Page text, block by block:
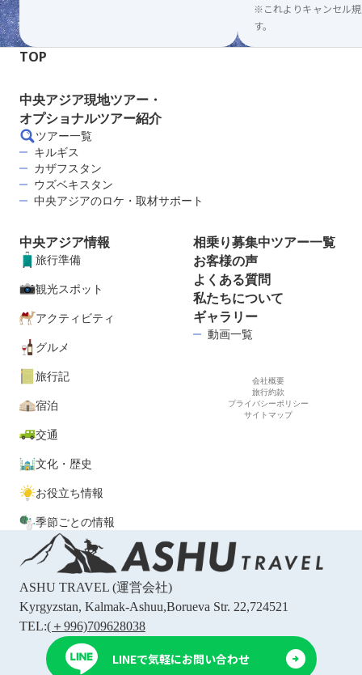
※これよりキャンセル
す。
TOP
中央アジア現地ツアー・
オプショナルツアー紹介
ツアー一覧
キルギス
カザフスタン
ウズベキスタン
中央アジアのロケ・取材サポート
中央アジア情報
旅行準備
観光スポット
アクティビティ
グルメ
旅行記
宿泊
交通
文化・歴史
お役立ち情報
季節ごとの情報
相乗り募集中ツアー一覧
お客様の声
よくある質問
私たちについて
ギャラリー
動画一覧
会社概要
旅行約款
プライバシーポリシー
サイトマップ
ASHU TRAVEL(運営会社)
Kyrgyzstan, Kalmak-Ashuu,Borueva Str. 22,724521
TEL:(＋996)709628038
LINEで気軽にお問い合わせ